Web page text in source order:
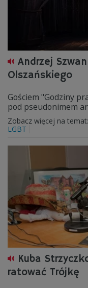
Andrzej
Olszańskiego
Gościem "Godziny
pod pseudonimem
Zobacz więcej na temat:
LGBT
Kuba
ratować Trójkę